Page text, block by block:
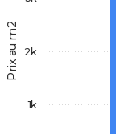
Prix au m2
1k
2k